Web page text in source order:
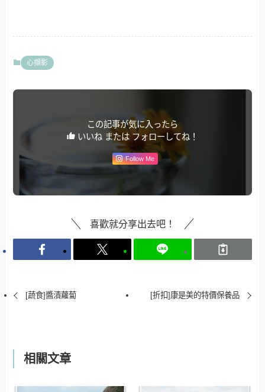
心擷影
この記事が気に入ったら
いいね または フォローしてね！
Follow Me
喜歡就分享出去吧！
[蔬食]醬漬蘿蔔 [折扣]康是美的特價保養品
相關文章